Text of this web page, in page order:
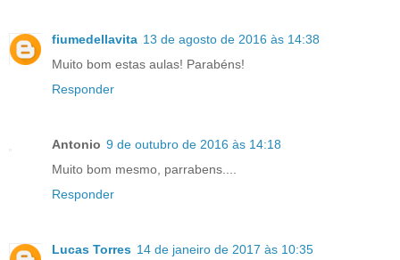
fiumedellavita 13 de agosto de 2016 às 14:38
Muito bom estas aulas! Parabéns!
Responder
Antonio 9 de outubro de 2016 às 14:18
Muito bom mesmo, parrabens....
Responder
Lucas Torres 14 de janeiro de 2017 às 10:35